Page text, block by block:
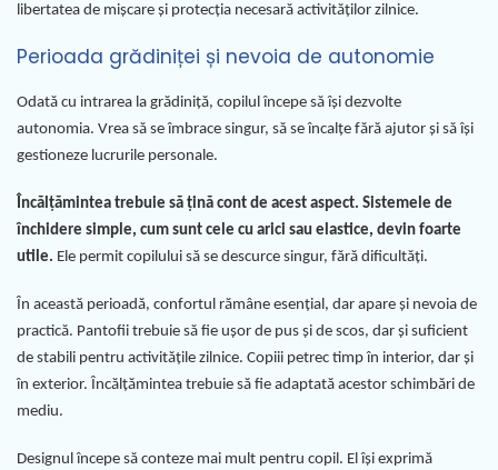
libertatea de mișcare și protecția necesară activităților zilnice.
Perioada grădiniței și nevoia de autonomie
Odată cu intrarea la grădiniță, copilul începe să își dezvolte
autonomia. Vrea să se îmbrace singur, să se încalțe fără ajutor și să își
gestioneze lucrurile personale.
Încălțămintea trebuie să țină cont de acest aspect. Sistemele de
închidere simple, cum sunt cele cu arici sau elastice, devin foarte
utile. Ele permit copilului să se descurce singur, fără dificultăți.
În această perioadă, confortul rămâne esențial, dar apare și nevoia de
practică. Pantofii trebuie să fie ușor de pus și de scos, dar și suficient
de stabili pentru activitățile zilnice. Copiii petrec timp în interior, dar și
în exterior. Încălțămintea trebuie să fie adaptată acestor schimbări de
mediu.
Designul începe să conteze mai mult pentru copil. El își exprimă